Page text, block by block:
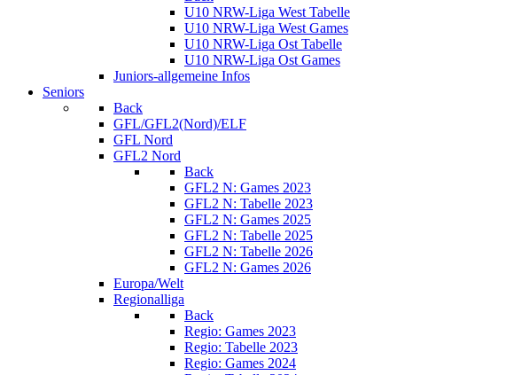
U10 NRW-Liga West Tabelle
U10 NRW-Liga West Games
U10 NRW-Liga Ost Tabelle
U10 NRW-Liga Ost Games
Juniors-allgemeine Infos
Seniors
Back
GFL/GFL2(Nord)/ELF
GFL Nord
GFL2 Nord
Back
GFL2 N: Games 2023
GFL2 N: Tabelle 2023
GFL2 N: Games 2025
GFL2 N: Tabelle 2025
GFL2 N: Tabelle 2026
GFL2 N: Games 2026
Europa/Welt
Regionalliga
Back
Regio: Games 2023
Regio: Tabelle 2023
Regio: Games 2024